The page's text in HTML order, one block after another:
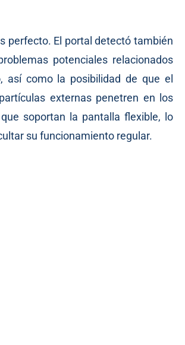
perfecto. El portal detectó también
potenciales relacionados
así como la posibilidad de que el
externas penetren en los
soportan la pantalla flexible, lo
su funcionamiento regular.